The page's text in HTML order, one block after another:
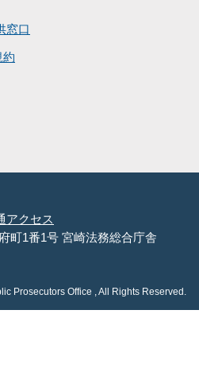
窓口
約
アクセス
町1番1号 宮崎法務総合庁舎
Prosecutors Office , All Rights Reserved.